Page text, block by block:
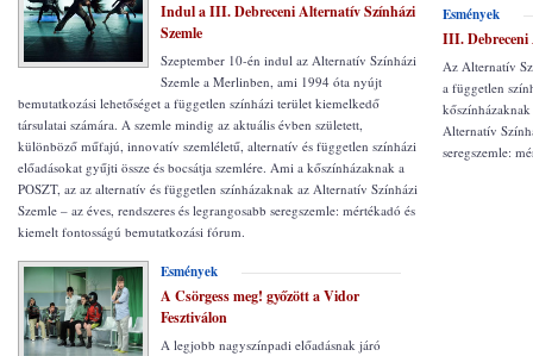
Indul a III. Debreceni Alternatív Színházi
Szemle
Szeptember 10-én indul az Alternatív Színházi
Szemle a Merlinben, ami 1994 óta nyújt
bemutatkozási lehetőséget a független színházi terület kiemelkedő
társulatai számára. A szemle mindig az aktuális évben született,
különböző műfajú, innovatív szemléletű, alternatív és független színházi
előadásokat gyűjti össze és bocsátja szemlére. Ami a kőszínházaknak a
POSZT, az az alternatív és független színházaknak az Alternatív Színházi
Szemle – az éves, rendszeres és legrangosabb seregszemle: mértékadó és
kiemelt fontosságú bemutatkozási fórum.
Esmények
A Csörgess meg! győzött a Vidor
Fesztiválon
A legjobb nagyszínpadi előadásnak járó
Esmények
III. Debreceni
Az Alternatív
a független
Alternatív
seregszemle: